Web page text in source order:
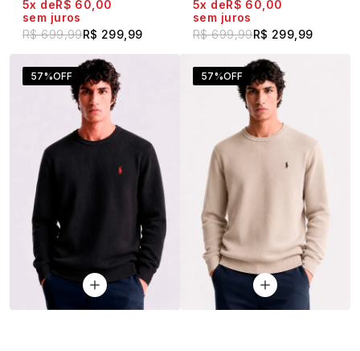
R$ 699,99R$ 299,99
5x
R$ 60,00
sem juros
R$ 699,99R$ 299,99
5x
R$ 60,00
sem juros
57%OFF 57%OFF